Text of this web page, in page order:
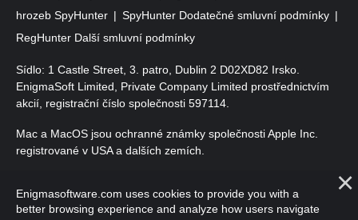
hrozeb SpyHunter
SpyHunter Dodatečné smluvní podmínky
RegHunter Další smluvní podmínky
Sídlo: 1 Castle Street, 3. patro, Dublin 2 D02XD82 Irsko.
EnigmaSoft Limited, Private Company Limited prostřednictvím
akcií, registrační číslo společnosti 597114.
Mac a MacOS jsou ochranné známky společnosti Apple Inc.
registrované v USA a dalších zemích.
vyhrazena.
Enigmasoftware.com uses cookies to provide you with a
better browsing experience and analyze how users navigate